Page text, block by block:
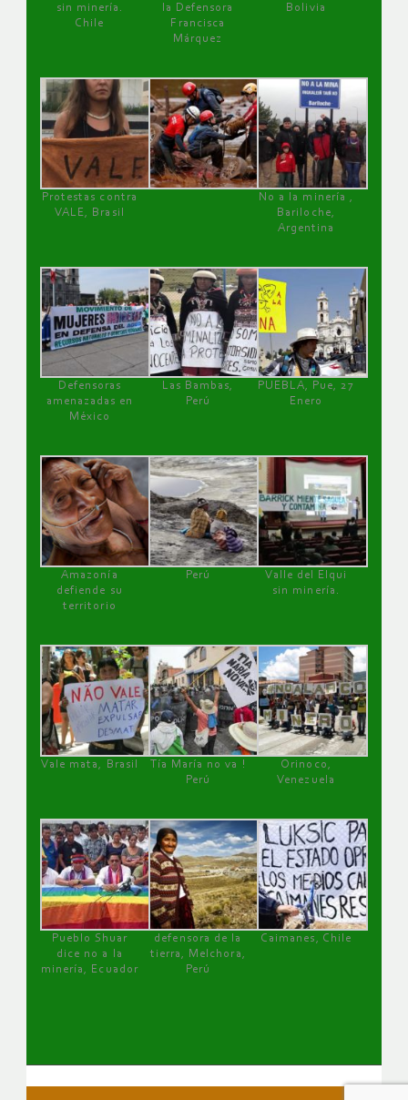
sin minería.
Chile
la Defensora
Francisca
Márquez
Bolivia
Protestas contra
VALE, Brasil
No a la minería ,
Bariloche,
Argentina
Defensoras
amenazadas en
México
Las Bambas,
Perú
PUEBLA, Pue, 27
Enero
Amazonía
defiende su
territorio
Perú
Valle del Elqui
sin minería.
Vale mata, Brasil
Tía María no va !
Perú
Orinoco,
Venezuela
Pueblo Shuar
dice no a la
minería, Ecuador
defensora de la
tierra, Melchora,
Perú
Caimanes, Chile